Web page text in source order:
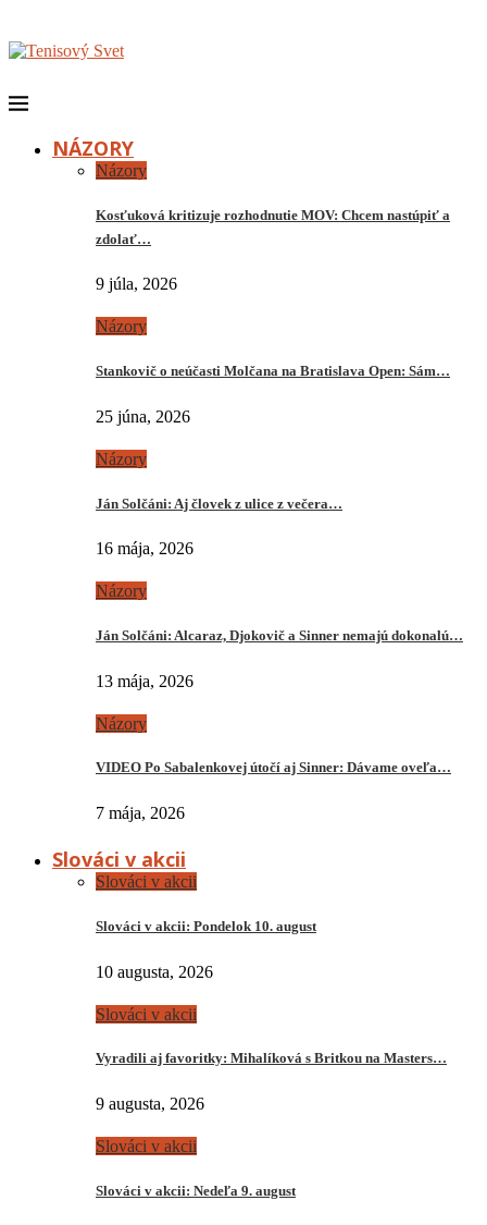
NÁZORY
Názory
Kosťuková kritizuje rozhodnutie MOV: Chcem nastúpiť a
zdolať…
9 júla, 2026
Názory
Stankovič o neúčasti Molčana na Bratislava Open: Sám…
25 júna, 2026
Názory
Ján Solčáni: Aj človek z ulice z večera…
16 mája, 2026
Názory
Ján Solčáni: Alcaraz, Djokovič a Sinner nemajú dokonalú…
13 mája, 2026
Názory
VIDEO Po Sabalenkovej útočí aj Sinner: Dávame oveľa…
7 mája, 2026
Slováci v akcii
Slováci v akcii
Slováci v akcii: Pondelok 10. august
10 augusta, 2026
Slováci v akcii
Vyradili aj favoritky: Mihalíková s Britkou na Masters…
9 augusta, 2026
Slováci v akcii
Slováci v akcii: Nedeľa 9. august